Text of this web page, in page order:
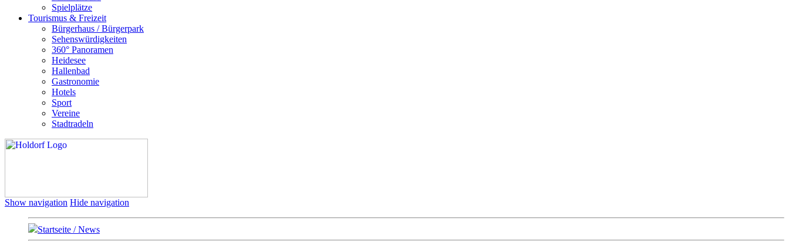
Spielplätze
Tourismus & Freizeit
Bürgerhaus / Bürgerpark
Sehenswürdigkeiten
360° Panoramen
Heidesee
Hallenbad
Gastronomie
Hotels
Sport
Vereine
Stadtradeln
Show navigation Hide navigation
Startseite / News